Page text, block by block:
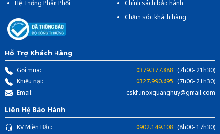
Hệ Thống Phân Phối
Chính sách bảo hành
Chăm sóc khách hàng
Hỗ Trợ Khách Hàng
Gọi mua: 0379.377.888 (7h00- 21h30)
Khiếu nại:
0327.990.695 (7h00- 21h30)
Email:
cskh.inoxquanghuy@gmail.com
Liên Hệ Bảo Hành
KV Miền Bắc: 0902.149.108 (8h00- 17h30)